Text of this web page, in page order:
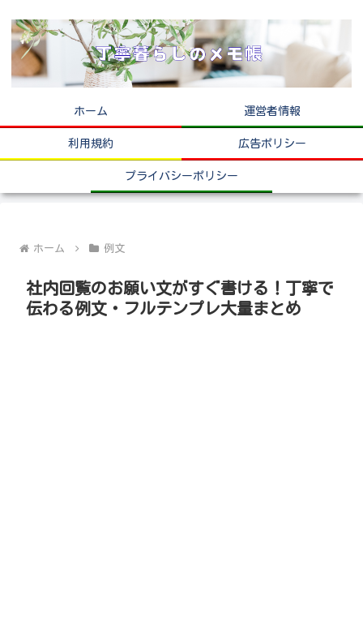
ホーム 運営者情報
利用規約 広告ポリシー
プライバシーポリシー
ホーム 例文
社内回覧のお願い文がすぐ書ける！丁寧で
伝わる例文・フルテンプレ大量まとめ